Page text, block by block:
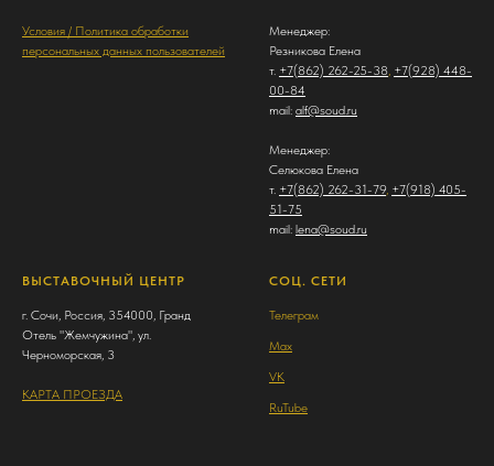
Условия / Политика обработки
персональных данных пользователей
Менеджер:
Резникова Елена
т. +7(862) 262-25-38, +7(928) 448-
00-84
mail: alf@soud.ru
Менеджер:
Селюкова Елена
т. +7(862) 262-31-79, +7(918) 405-
51-75
mail: lena@soud.ru
ВЫСТАВОЧНЫЙ ЦЕНТР
г. Сочи, Россия, 354000, Гранд
Отель "Жемчужина", ул.
Черноморская, 3
КАРТА ПРОЕЗДА
СОЦ. СЕТИ
Телеграм
Max
VK
RuTube